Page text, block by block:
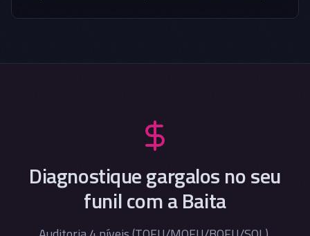
Diagnostique gargalos no seu
funil com a Baita